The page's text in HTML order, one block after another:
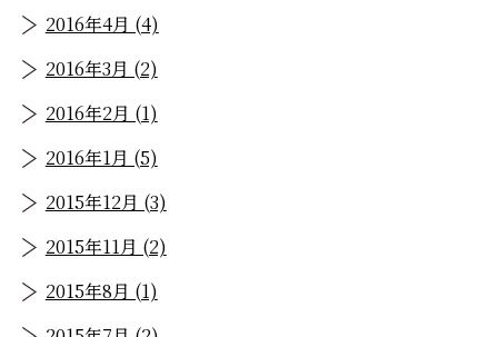
2016年4月 (4)
2016年3月 (2)
2016年2月 (1)
2016年1月 (5)
2015年12月 (3)
2015年11月 (2)
2015年8月 (1)